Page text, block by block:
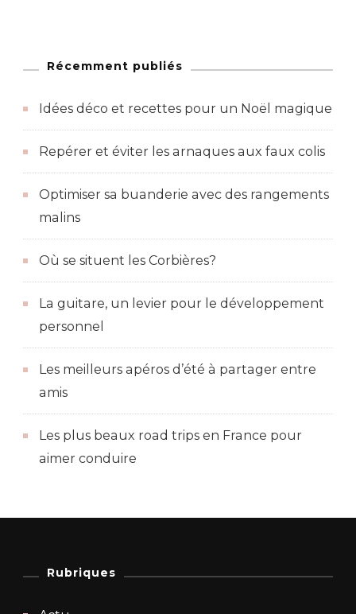
Récemment publiés
Idées déco et recettes pour un Noël magique
Repérer et éviter les arnaques aux faux colis
Optimiser sa buanderie avec des rangements
malins
Où se situent les Corbières?
La guitare, un levier pour le développement
personnel
Les meilleurs apéros d’été à partager entre
amis
Les plus beaux road trips en France pour
aimer conduire
Rubriques